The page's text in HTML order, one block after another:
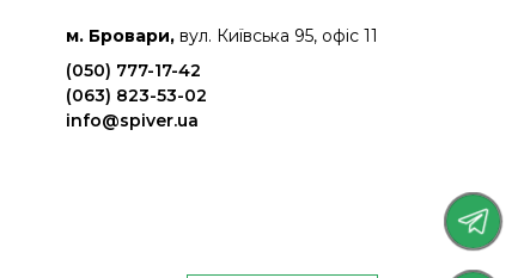
м. Бровари, вул. Київська 95, офіс 11
(050) 777-17-42
(063) 823-53-02
info@spiver.ua